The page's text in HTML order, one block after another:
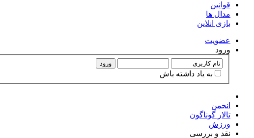
قوانین
مدال ها
بازی انلاین
عضويت
ورود
ورود
به ياد داشته باش
انجمن
تالار گوناگون
ورزش
نقد و بررسی